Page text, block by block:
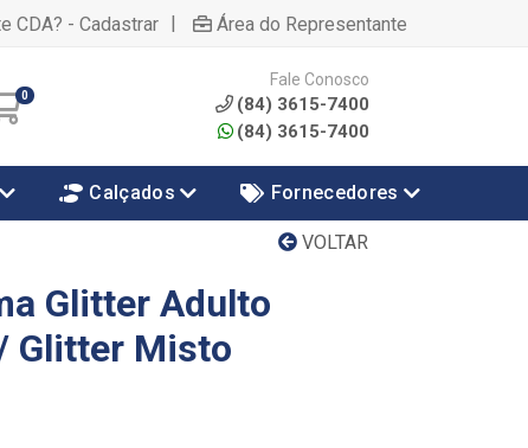
CDA? - Cadastrar | Área do Representante
0
Fale Conosco
(84) 3615-7400
(84) 3615-7400
Calçados Fornecedores
VOLTAR
Glitter Adulto
Glitter Misto